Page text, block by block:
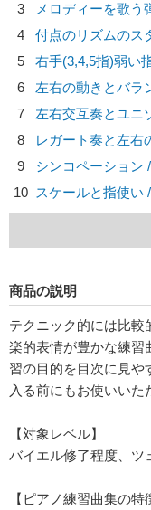
3
メロディーを歌う
4
付点のリズムのス
5
右手(3,4,5指)弱い
6
左右の動きとバラ
7
左右交互奏とユニ
8
レガート奏と左右
9
シンコペーション
10 スケールと指使い
商品の説明
テクニック的には比較
楽的表情が豊かな練習
習の目的を目次に見や
入る前にもお使いいた
【対象レベル】
バイエル修了程度、ツ
【ピアノ練習曲集の特